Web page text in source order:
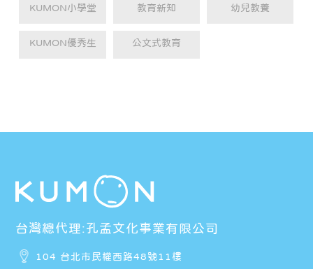
KUMON小學堂 教育新知 幼兒教養
KUMON優秀生 公文式教育
台灣總代理:孔孟文化事業有限公司
104 台北市民權西路48號11樓